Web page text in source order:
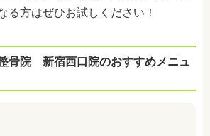
る方はぜひお試しください！
骨院 新宿西口院のおすすめメニュ